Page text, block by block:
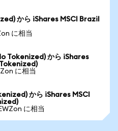
から iShares MSCI Brazil
に相当
Tokenized) から iShares
に相当
から iShares MSCI
に相当